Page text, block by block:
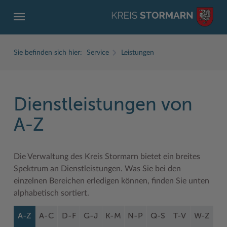
Ämter, Einrichtungen
Bürgerportal Stormarn ↗
Führerscheine
Formulare & Dokumente
Amtliche Bekanntmachungen
Ausschreibungen
Baustellen in Stormarn
Bildungskommune
Fachbereiche
Interessantes in und aus Stormarn
Kreis Stormarn Porträt
Kreiskarte
Ausbildung beim Kreis Stormarn
Der Kreis als Arbeitgeber
Ihre Bewerbung
Initiativbewerbungen Verwaltung
Beruf und Familie im Hansebelt
Branchenverzeichnis
EG-Dienstleistungsrichtlinie (EG-DLRL)
Handwerk für nachhaltiges Wirtschaften
BahnRadWege
Frei- und Hallenbäder
Herrenhäuser
Kultur
Sie befinden sich hier: Service Leistungen
Dienstleistungen von
A-Z
Die Verwaltung des Kreis Stormarn bietet ein breites
Spektrum an Dienstleistungen. Was Sie bei den
einzelnen Bereichen erledigen können, finden Sie unten
alphabetisch sortiert.
A-Z A-C D-F G-J K-M N-P Q-S T-V W-Z